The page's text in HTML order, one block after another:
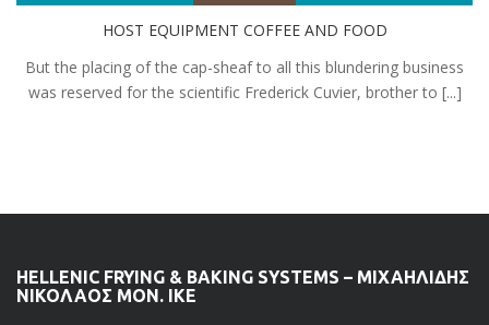
HOST EQUIPMENT COFFEE AND FOOD
But the placing of the cap-sheaf to all this blundering business
was reserved for the scientific Frederick Cuvier, brother to [...]
HELLENIC FRYING & BAKING SYSTEMS – ΜΙΧΑΗΛΙΔΗΣ
ΝΙΚΟΛΑΟΣ ΜΟΝ. ΙΚΕ